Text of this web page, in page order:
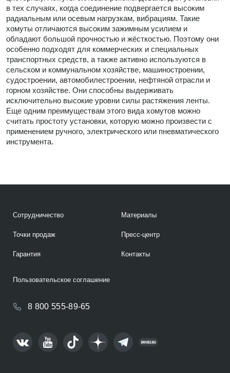
в тех случаях, когда соединение подвергается высоким
радиальным или осевым нагрузкам, вибрациям. Такие
хомуты отличаются высоким зажимным усилием и
обладают большой прочностью и жёсткостью. Поэтому они
особенно подходят для коммерческих и специальных
транспортных средств, а также активно используются в
сельском и коммунальном хозяйстве, машиностроении,
судостроении, автомобилестроении, нефтяной отрасли и
горном хозяйстве. Они способны выдерживать
исключительно высокие уровни силы растяжения ленты.
Еще одним преимуществам этого вида хомутов можно
считать простоту установки, которую можно произвести с
применением ручного, электрического или пневматического
инструмента.
Сотрудничество
Точки продаж
Гарантия
Материалы
Пресс-центр
Контакты
8 800 555-89-65
Пользовательское соглашение